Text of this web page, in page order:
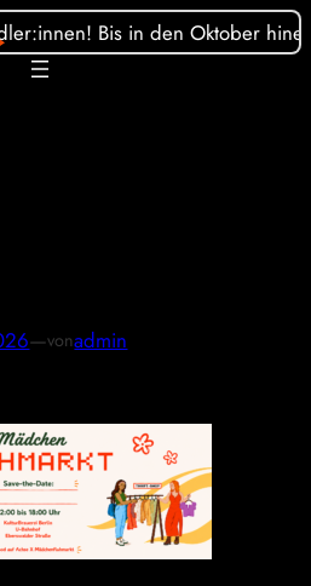
Bis in den Oktober
—vonadmin